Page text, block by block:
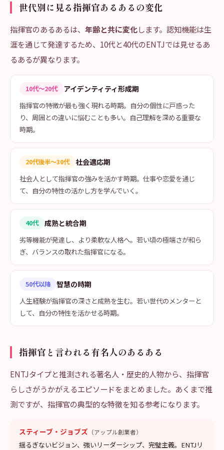
世代別に見る指揮官あるあるの変化
指揮官のあるあるは、 年齢と共に変化します。認知機能は生
涯を通じて発達するため、10代と40代のENTJでは見せるあ
るあるが異なります。
10代〜20代
アイデンティティ形成期
指揮官の特徴が最も強く現れる時期。自分の個性に戸惑った
り、周囲との違いに悩むことも多い。自己理解を深める重要な
時期。
20代後半〜30代
社会適応期
社会人として指揮官の強みを活かす時期。仕事や恋愛を通じ
て、自分の特性の活かし方を学んでいく。
40代
成熟と統合期
劣等機能が発達し、より柔軟な人格へ。若い頃の極端さが和ら
ぎ、バランスの取れた指揮官になる。
50代以降
智慧の時期
人生経験が指揮官の深さと成熟を生む。若い世代のメンターと
して、自分の特性を活かせる時期。
指揮官と言われる有名人のあるある
ENTJタイプと推測される著名人・歴史的人物から、指揮官
らしさがうかがえるエピソードをまとめました。あくまで推
測ですが、指揮官の典型的な特徴を知る参考になります。
スティーブ・ジョブズ （アップル創業者）
揺るぎないビジョン、強いリーダーシップ、完璧主義。ENTJリ